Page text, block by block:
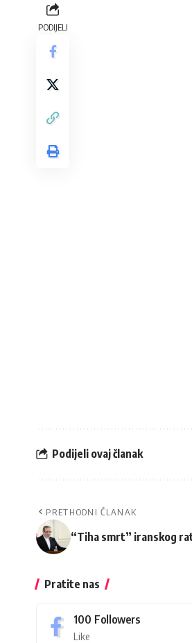
PODIJELI
Podijeli ovaj članak
PRETHODNI ČLANAK
“Tiha smrt” iranskog
Pratite nas
100 Followers
Like